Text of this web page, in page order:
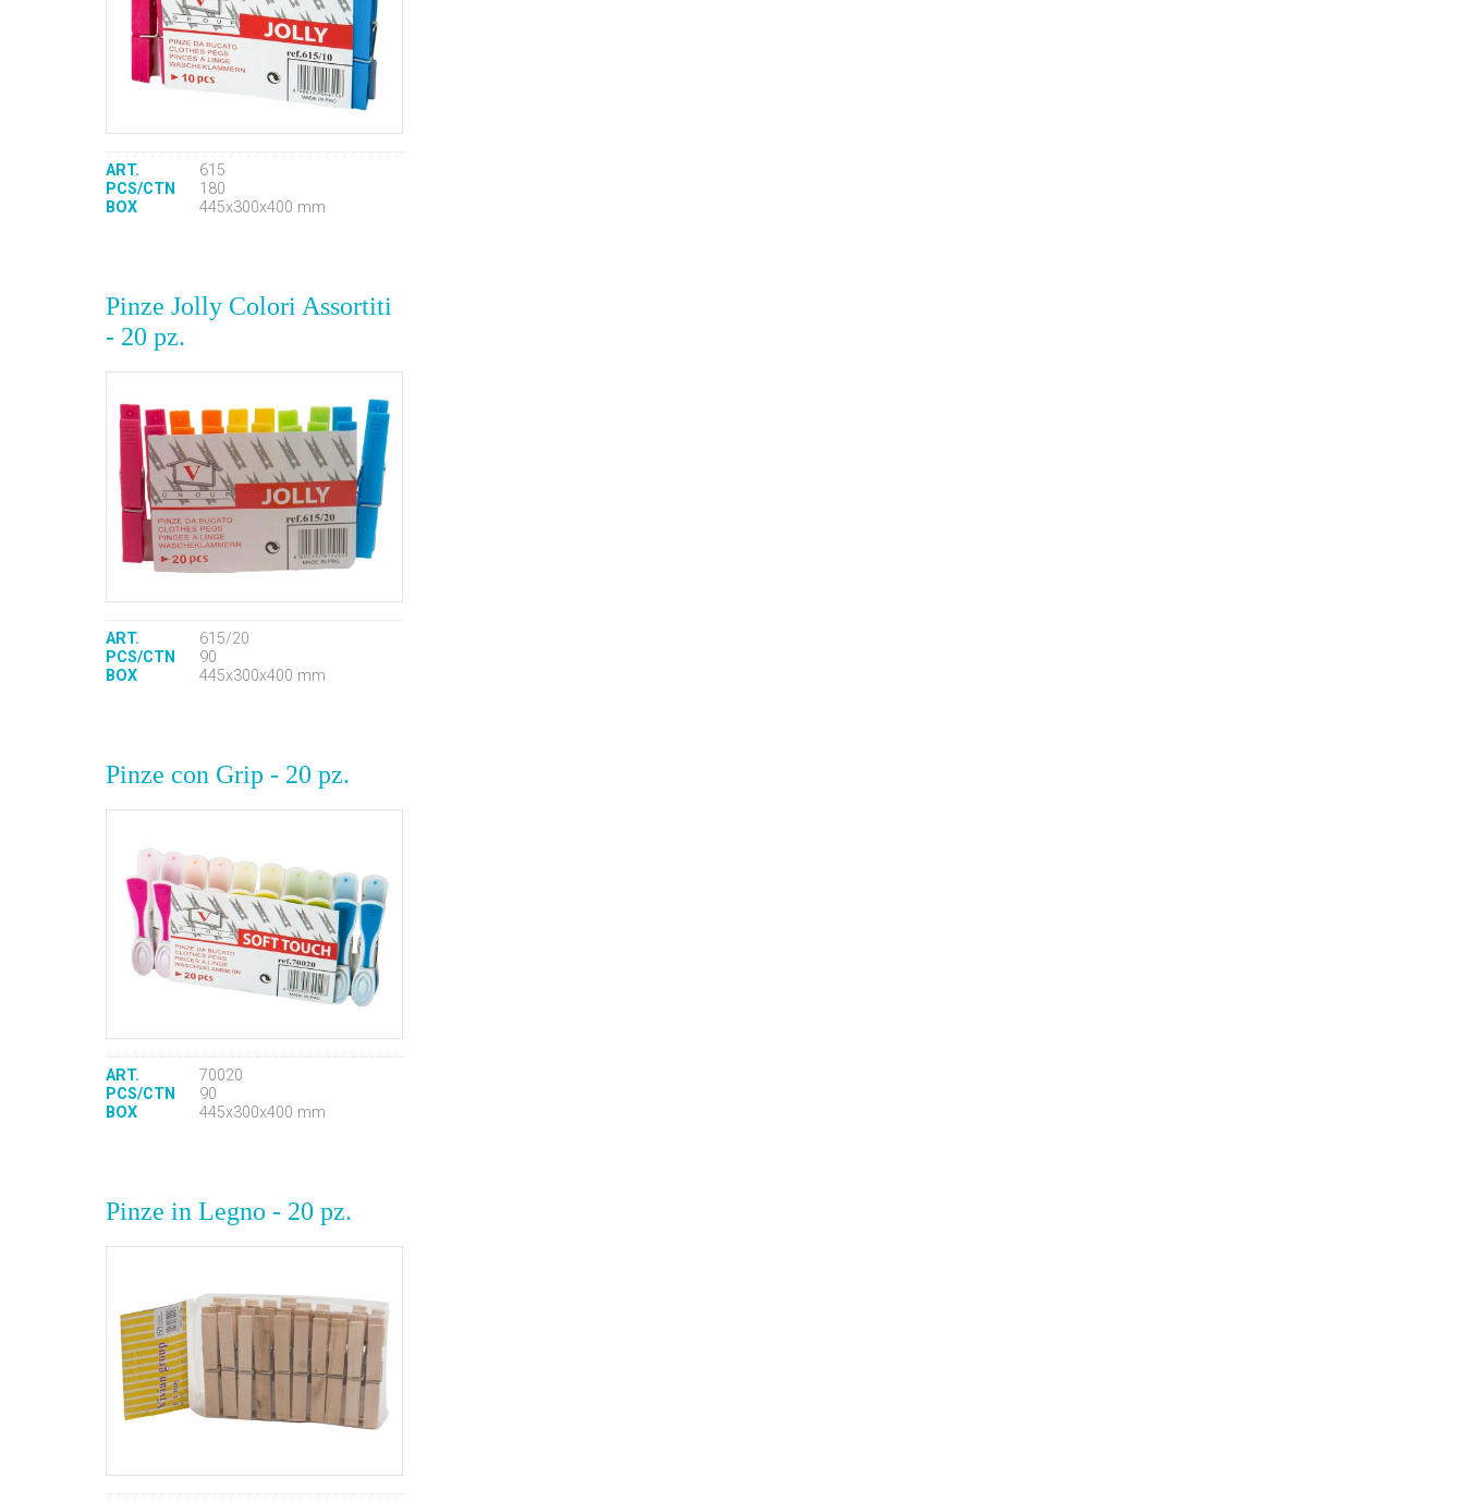
ART.
615
PCS/CTN
180
BOX
445x300x400 mm
Pinze Jolly Colori Assortiti
- 20 pz.
ART.
615/20
PCS/CTN
90
BOX
445x300x400 mm
Pinze con Grip - 20 pz.
ART.
70020
PCS/CTN
90
BOX
445x300x400 mm
Pinze in Legno - 20 pz.